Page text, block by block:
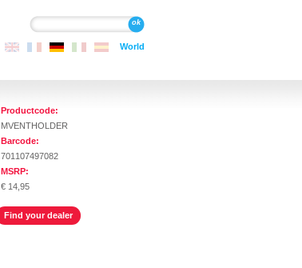
Suche
World
Productcode:
MVENTHOLDER
Barcode:
701107497082
MSRP:
€ 14,95
Find your dealer